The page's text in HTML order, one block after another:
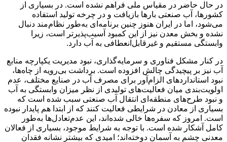
در حال حاضر در مقیاس ملی فراهم نشده است. در بسیاری از
کشورها، آب صنعتی بارها بازیافت و در چرخه تولید استفاده
می‌شود، اما در ایران هنوز چنین برنامه‌ای به‌طور نظام‌مند دنبال
نشده و بخش معدن نیز از این کمبود آسیب‌پذیرتر است، زیرا
وابستگی مستقیم و غیرقابل‌انعطافی به آب دارد.
در کنار مشکل فناوری و سرمایه‌گذاری، نبود مدیریت یکپارچه منابع
آب نیز بر پیچیدگی چالش افزوده است. برداشت بی‌رویه از چاه‌ها،
نبود استانداردهای الزام‌آور برای مصرف آب در صنایع مختلف، عدم
اولویت‌بندی میان فعالیت‌های تولیدی از نظر میزان وابستگی به آب
و نبود طرح‌های منطقه‌ای انتقال آب صنعتی سبب شده است که
بسیاری از معادن در شرایطی فعالیت کنند که از ابتدا هم پایدار نبوده
است. امروز که سفره‌ها خالی شده‌اند، این عدم‌تعادل‌ها به‌طور
کامل آشکار شده است. با توجه به شرایط موجود، بسیاری از فعالان
معدنی چشم به آسمان دوخته‌اند؛ امیدی که بیشتر نشانه فقدان